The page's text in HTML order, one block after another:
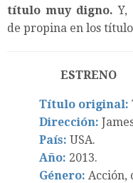
título muy digno. Y,
de propina en los
ESTRENO
Título original:
Dirección:
País: USA.
Año: 2013.
Género: Acción,